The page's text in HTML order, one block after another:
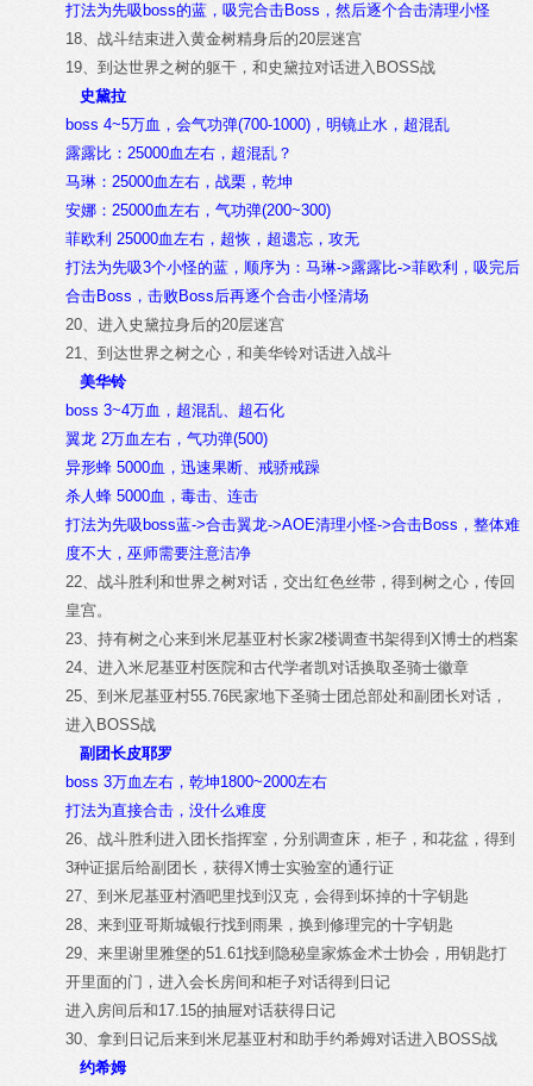
打法为先吸boss的蓝，吸完合击Boss，然后逐个合击清理小怪
18、战斗结束进入黄金树精身后的20层迷宫
19、到达世界之树的躯干，和史黛拉对话进入BOSS战
史黛拉
boss 4~5万血，会气功弹(700-1000)，明镜止水，超混乱
露露比：25000血左右，超混乱？
马琳：25000血左右，战栗，乾坤
安娜：25000血左右，气功弹(200~300)
菲欧利 25000血左右，超恢，超遗忘，攻无
打法为先吸3个小怪的蓝，顺序为：马琳->露露比->菲欧利，吸完后
合击Boss，击败Boss后再逐个合击小怪清场
20、进入史黛拉身后的20层迷宫
21、到达世界之树之心，和美华铃对话进入战斗
美华铃
boss 3~4万血，超混乱、超石化
翼龙 2万血左右，气功弹(500)
异形蜂 5000血，迅速果断、戒骄戒躁
杀人蜂 5000血，毒击、连击
打法为先吸boss蓝->合击翼龙->AOE清理小怪->合击Boss，整体难
度不大，巫师需要注意洁净
22、战斗胜利和世界之树对话，交出红色丝带，得到树之心，传回
皇宫。
23、持有树之心来到米尼基亚村长家2楼调查书架得到X博士的档案
24、进入米尼基亚村医院和古代学者凯对话换取圣骑士徽章
25、到米尼基亚村55.76民家地下圣骑士团总部处和副团长对话，
进入BOSS战
副团长皮耶罗
boss 3万血左右，乾坤1800~2000左右
打法为直接合击，没什么难度
26、战斗胜利进入团长指挥室，分别调查床，柜子，和花盆，得到
3种证据后给副团长，获得X博士实验室的通行证
27、到米尼基亚村酒吧里找到汉克，会得到坏掉的十字钥匙
28、来到亚哥斯城银行找到雨果，换到修理完的十字钥匙
29、来里谢里雅堡的51.61找到隐秘皇家炼金术士协会，用钥匙打
开里面的门，进入会长房间和柜子对话得到日记
进入房间后和17.15的抽屉对话获得日记
30、拿到日记后来到米尼基亚村和助手约希姆对话进入BOSS战
约希姆